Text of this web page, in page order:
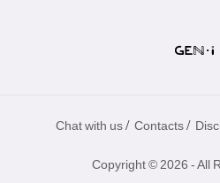
Chat with us / Contacts /
Copyright © 2026 - All